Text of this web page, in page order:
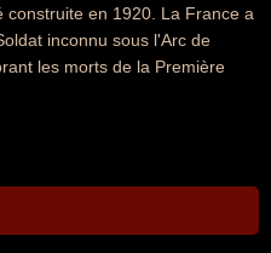
construite en 1920. La France a
inconnu sous l'Arc de
les morts de la Première